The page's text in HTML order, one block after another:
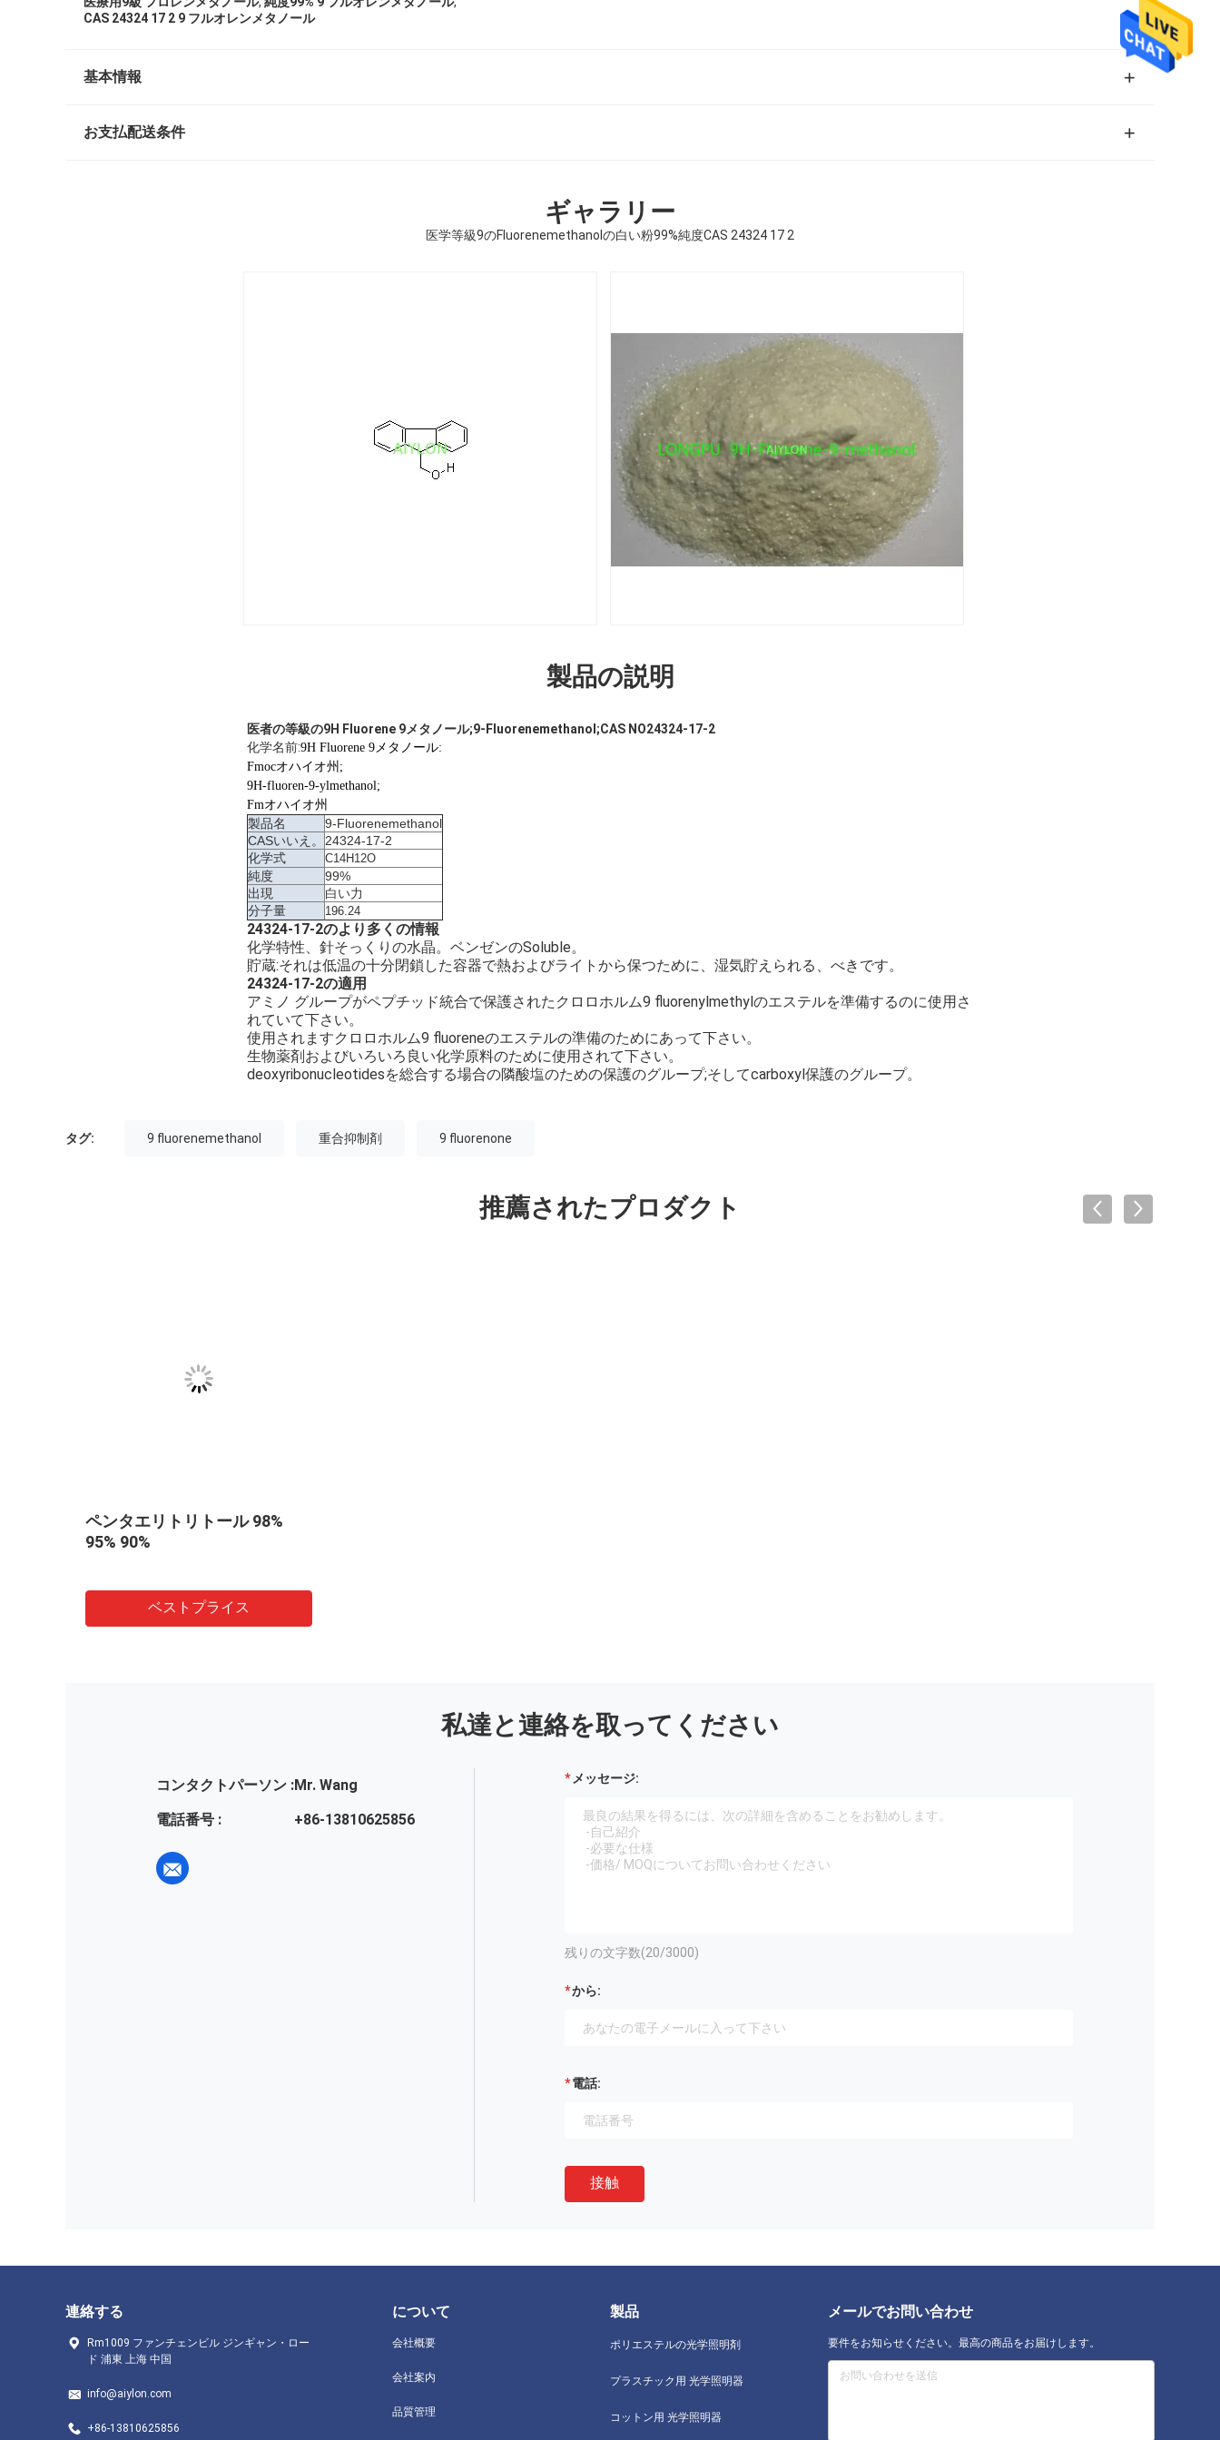
CAS 24324 17 2 9 フルオレンメタノール
基本情報
お支払配送条件
ギャラリー
医学等級9のFluorenemethanolの白い粉99%純度CAS 24324 17 2
製品の説明
医者の等級の9H Fluorene 9メタノール;9-Fluorenemethanol;CAS NO24324-17-2
化学名前:9H Fluorene 9メタノール:
Fmocオハイオ州;
9H-fluoren-9-ylmethanol;
Fmオハイオ州
製品名
9-Fluorenemethanol
CASいいえ。 24324-17-2
化学式
C14H12O
純度
99%
出現
白い力
分子量
196.24
24324-17-2のより多くの情報
化学特性、針そっくりの水晶。ベンゼンのSoluble。
貯蔵:それは低温の十分閉鎖した容器で熱およびライトから保つために、湿気貯えられる、べきです。
24324-17-2の適用
アミノ グループがペプチッド統合で保護されたクロロホルム9 fluorenylmethylのエステルを準備するのに使用さ
れていて下さい。
使用されますクロロホルム9 fluoreneのエステルの準備のためにあって下さい。
生物薬剤およびいろいろ良い化学原料のために使用されて下さい。
deoxyribonucleotidesを総合する場合の隣酸塩のための保護のグループ;そしてcarboxyl保護のグループ。
タグ: 9 fluorenemethanol 重合抑制剤 9 fluorenone
推薦されたプロダクト
ペンタエリトリトール 98%
95% 90%
ベストプライス
私達と連絡を取ってください
コンタクトパーソン :Mr. Wang
電話番号 :
+86-13810625856
メッセージ:
残りの文字数(20/3000)
から:
電話:
接触
連絡する
Rm1009 ファンチェンビル ジンギャン・ロー
ド 浦東 上海 中国
info@aiylon.com
+86-13810625856
について
会社概要
会社案内
品質管理
製品
ポリエステルの光学照明剤
プラスチック用 光学照明器
コットン用 光学照明器
メールでお問い合わせ
要件をお知らせください。最高の商品をお届けします。